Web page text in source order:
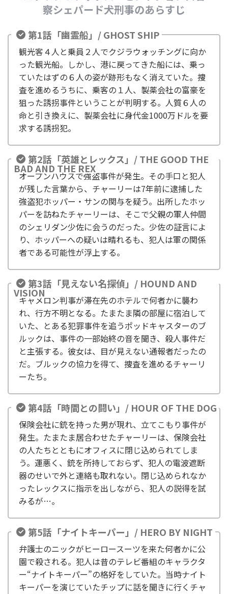
察シェパード犬刑事のあらすじ
第1話「幽霊船」/ GHOST SHIP
観光客４人と乗員２人でクジラウォッチングに向か
った観光船。しかし、港に戻ってきた船には、乗っ
ていたはずの６人の姿が跡形もなく消えていた。捜
査を進めるうちに、乗客の１人、製薬会社の富豪を
狙った誘拐事件ということが判明する。人質６人の
命と引き換えに、製薬会社に身代金1000万ドルを要
求する誘拐犯。
第2話「英雄とレックス」/ THE GOOD THE
BAD AND THE REX
オープンハウスで強盗事件が発生。その手口と犯人
が残した言葉から、チャーリーは7年前に逮捕した
強盗犯ホッパー・サンの関与を疑う。出所したホッ
パーを訪ねたチャーリーは、そこで父親の軍人仲間
のシェリダン少佐に会うのだった。少佐の証言によ
り、ホッパーへの疑いは晴れるも、犯人は軍の関係
者である可能性が浮上する。
第3話「見えない名探偵」/ HOUND AND
VISION
キャメロン判事が滞在先のホテルで何者かに襲わ
れ、行方不明となる。たまたま隣の部屋に宿泊して
いた、とある犯罪事件を追うポッドキャスターのブ
ルックは、事件の一部始終の音を聞き、殺人事件だ
と主張する。彼女は、目が見えない通報者だったの
だ。ブルックの協力を得て、捜査を進めるチャーリ
ーたち。
第4話「時間との闘い」/ HOUR OF THE DOG
保険会社に銃を持った男が現れ、立てこもり事件が
発生。たまたま居合わせたチャーリーは、保険会社
の人たちとともにオフィスに閉じ込められてしま
う。運悪く、銃を所持しておらず、犯人の電波遮断
器のせいで外と連絡も取れない。閉じ込められなか
ったレックスに指示を出しながら、犯人の説得を試
みるが…。
第5話「ナイトキーパー」/ HERO BY NIGHT
弁護士のニックがヒーロースーツを来た何者かに公
園で殺される。犯人は昔のテレビ番組のキャラクタ
ー“ナイトキーパー”の格好をしていた。当時ナイト
キーパーを演じていたチップに話を聞きに行くチャ